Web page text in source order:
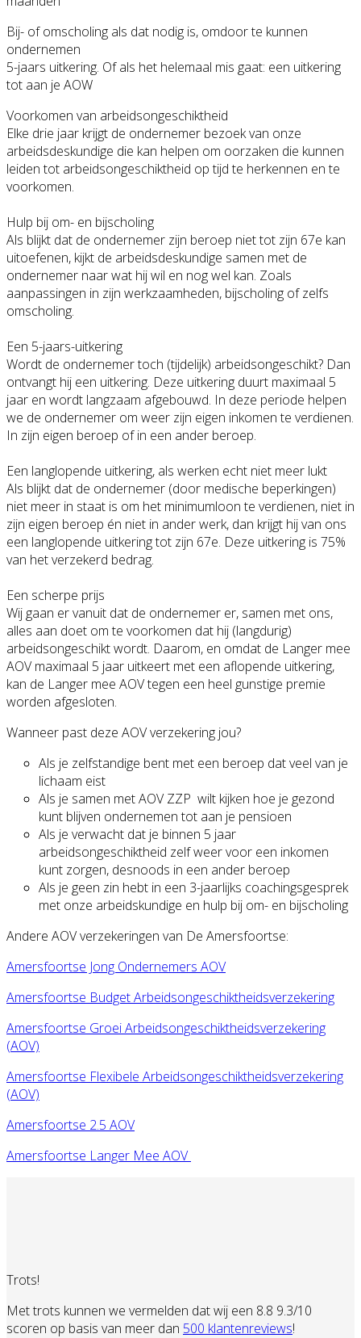
Bij- of omscholing als dat nodig is, omdoor te kunnen
ondernemen
5-jaars uitkering. Of als het helemaal mis gaat: een uitkering
tot aan je AOW​
Voorkomen van arbeidsongeschiktheid
Elke drie jaar krijgt de ondernemer bezoek van onze
arbeidsdeskundige die kan helpen om oorzaken die kunnen
leiden tot arbeidsongeschiktheid op tijd te herkennen en te
voorkomen.
Hulp bij om- en bijscholing
Als blijkt dat de ondernemer zijn beroep niet tot zijn 67e kan
uitoefenen, kijkt de arbeidsdeskundige samen met de
ondernemer naar wat hij wil en nog wel kan. Zoals
aanpassingen in zijn werkzaamheden, bijscholing of zelfs
omscholing.
Een 5-jaars-uitkering
Wordt de ondernemer toch (tijdelijk) arbeidsongeschikt? Dan
ontvangt hij een uitkering. Deze uitkering duurt maximaal 5
jaar en wordt langzaam afgebouwd. In deze periode helpen
we de ondernemer om weer zijn eigen inkomen te verdienen.
In zijn eigen beroep of in een ander beroep.
Een langlopende uitkering, als werken echt niet meer lukt
Als blijkt dat de ondernemer (door medische beperkingen)
niet meer in staat is om het minimumloon te verdienen, niet in
zijn eigen beroep én niet in ander werk, dan krijgt hij van ons
een langlopende uitkering tot zijn 67e. Deze uitkering is 75%
van het verzekerd bedrag.
Een scherpe prijs
Wij gaan er vanuit dat de ondernemer er, samen met ons,
alles aan doet om te voorkomen dat hij (langdurig)
arbeidsongeschikt wordt. Daarom, en omdat de Langer mee
AOV maximaal 5 jaar uitkeert met een aflopende uitkering,
kan de Langer mee AOV tegen een heel gunstige premie
worden afgesloten.
Wanneer past deze AOV verzekering jou?
Als je zelfstandige bent met een beroep dat veel van je
lichaam eist
Als je samen met AOV ZZP wilt kijken hoe je gezond
kunt blijven ondernemen tot aan je pensioen
Als je verwacht dat je binnen 5 jaar
arbeidsongeschiktheid zelf weer voor een inkomen
kunt zorgen, desnoods in een ander beroep
Als je geen zin hebt in een 3-jaarlijks coachingsgesprek
met onze arbeidskundige en hulp bij om- en bijscholing
Andere AOV verzekeringen van De Amersfoortse:
Amersfoortse Jong Ondernemers AOV
Amersfoortse Budget Arbeidsongeschiktheidsverzekering
Amersfoortse Groei Arbeidsongeschiktheidsverzekering
(AOV)
Amersfoortse Flexibele Arbeidsongeschiktheidsverzekering
(AOV)
Amersfoortse 2.5 AOV
Amersfoortse Langer Mee AOV
Trots!
Met trots kunnen we vermelden dat wij een 8.8 9.3/10
scoren op basis van meer dan 500 klantenreviews!